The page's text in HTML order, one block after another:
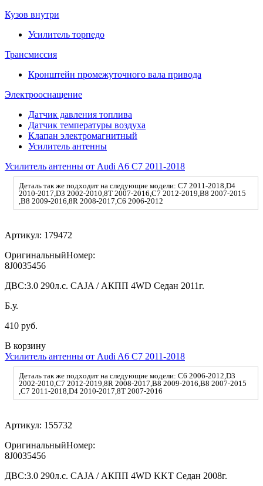
Кузов внутри
Усилитель торпедо
Трансмиссия
Кронштейн промежуточного вала привода
Электрооснащение
Датчик давления топлива
Датчик температуры воздуха
Клапан электромагнитный
Усилитель антенны
Усилитель антенны от Audi A6 C7 2011-2018
Деталь так же подходит на следующие модели: C7 2011-2018,D4
2010-2017,D3 2002-2010,8T 2007-2016,C7 2012-2019,B8 2007-2015
,B8 2009-2016,8R 2008-2017,C6 2006-2012
Артикул: 179472
ОригинальныйНомер:
8J0035456
ДВС:3.0 290л.с. CAJA / АКПП 4WD Седан 2011г.
Б.у.
410 руб.
В корзину
Усилитель антенны от Audi A6 C7 2011-2018
Деталь так же подходит на следующие модели: C6 2006-2012,D3
2002-2010,C7 2012-2019,8R 2008-2017,B8 2009-2016,B8 2007-2015
,C7 2011-2018,D4 2010-2017,8T 2007-2016
Артикул: 155732
ОригинальныйНомер:
8J0035456
ДВС:3.0 290л.с. CAJA / АКПП 4WD KKT Седан 2008г.